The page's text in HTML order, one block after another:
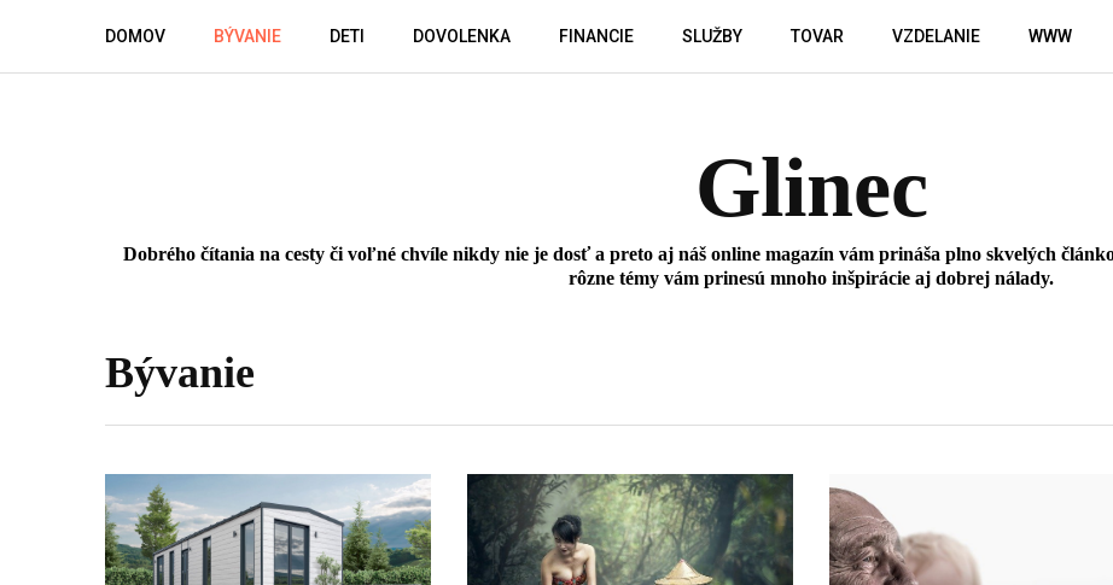
content
DOMOV BÝVANIE DETI DOVOLENKA FINANCIE SLUŽBY TOVAR VZDELANIE WWW
Glinec
Dobrého čítania na cesty či voľné chvíle nikdy nie je dosť a preto aj náš online magazín vám prináša plno skvelých
rôzne témy vám prinesú mnoho inšpirácie aj dobrej nálady.
Bývanie